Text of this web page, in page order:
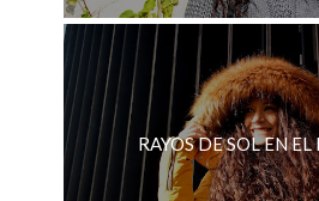
RAYOS DE SOL EN